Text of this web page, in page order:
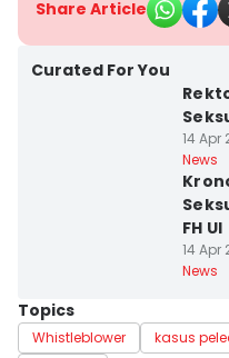
Share Article
Curated For You
14 Apr
News
FH UI
14 Apr
News
Topics
Whistleblower kasus